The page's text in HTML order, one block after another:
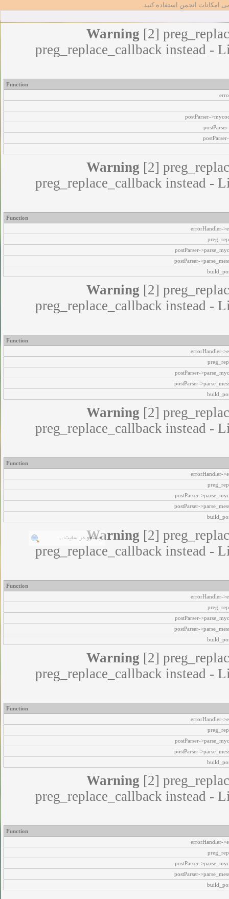
امکانات انجمن استفاده کنید.
Warning [2]
preg_replace_callback instead -
Function
postParser-
Warning [2]
preg_replace_callback instead -
Function
errorHandler-
postParser-
postParser-
Warning [2]
preg_replace_callback instead -
Function
errorHandler-
postParser-
postParser-
Warning [2]
preg_replace_callback instead -
Function
errorHandler-
postParser-
postParser-
Warning [2]
preg_replace_callback instead -
Function
errorHandler-
postParser-
postParser-
Warning [2]
preg_replace_callback instead -
Function
errorHandler-
postParser-
postParser-
Warning [2]
preg_replace_callback instead -
Function
errorHandler-
postParser-
postParser-